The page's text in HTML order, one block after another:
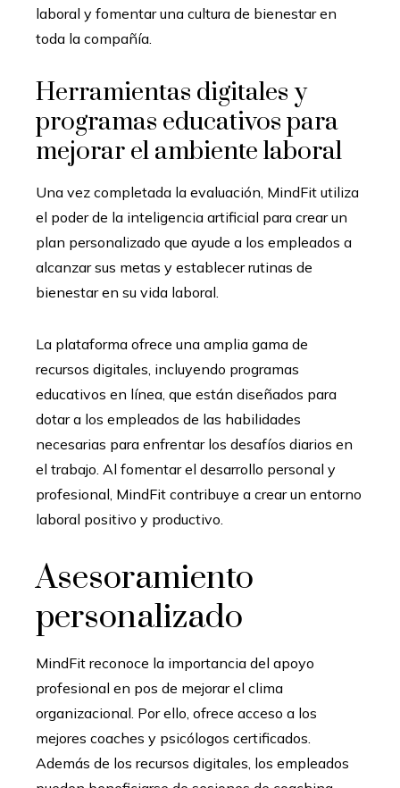
laboral y fomentar una cultura de bienestar en
toda la compañía.
Herramientas digitales y
programas educativos para
mejorar el ambiente laboral
Una vez completada la evaluación, MindFit utiliza
el poder de la inteligencia artificial para crear un
plan personalizado que ayude a los empleados a
alcanzar sus metas y establecer rutinas de
bienestar en su vida laboral.
La plataforma ofrece una amplia gama de
recursos digitales, incluyendo programas
educativos en línea, que están diseñados para
dotar a los empleados de las habilidades
necesarias para enfrentar los desafíos diarios en
el trabajo. Al fomentar el desarrollo personal y
profesional, MindFit contribuye a crear un entorno
laboral positivo y productivo.
Asesoramiento
personalizado
MindFit reconoce la importancia del apoyo
profesional en pos de mejorar el clima
organizacional. Por ello, ofrece acceso a los
mejores coaches y psicólogos certificados.
Además de los recursos digitales, los empleados